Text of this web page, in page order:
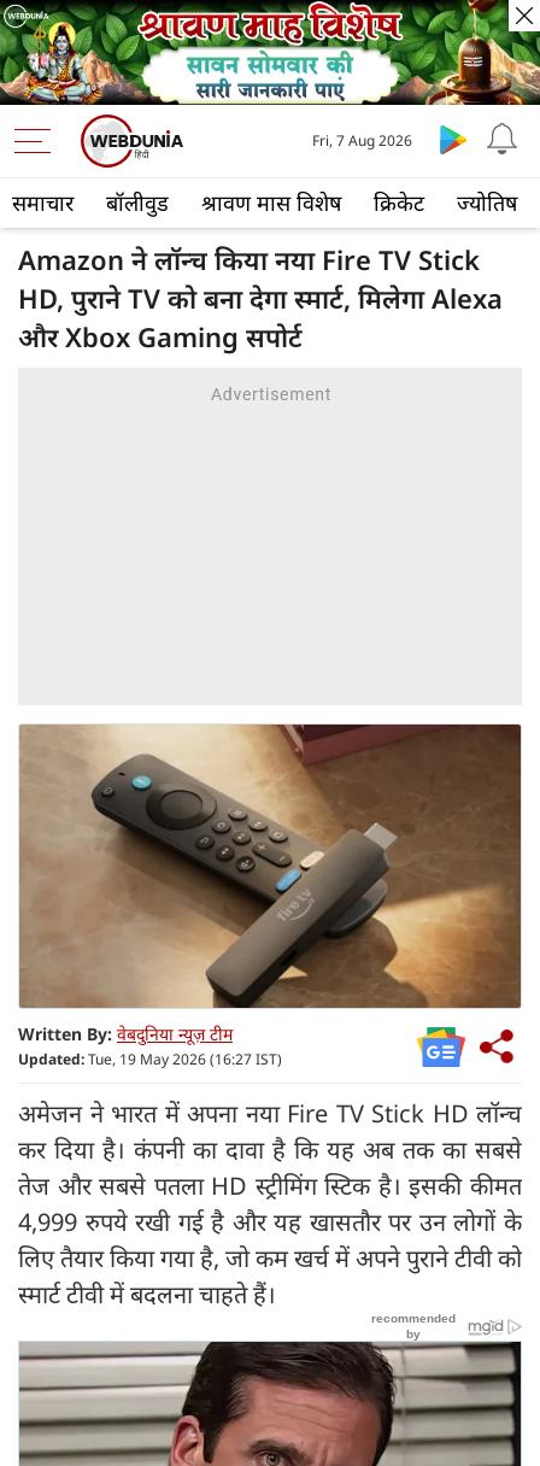
समाचार बॉलीवुड श्रावण मास विशेष क्रिकेट ज्योतिष
Fri, 7 Aug 2026
Amazon ने लॉन्च किया नया Fire TV Stick
HD, पुराने TV को बना देगा स्मार्ट, मिलेगा Alexa
और Xbox Gaming सपोर्ट
Written By: वेबदुनिया न्यूज़ टीम
Updated:Tue, 19 May 2026 (16:27 IST)
अमेजन ने भारत में अपना नया Fire TV Stick HD लॉन्च
कर दिया है। कंपनी का दावा है कि यह अब तक का सबसे
तेज और सबसे पतला HD स्ट्रीमिंग स्टिक है। इसकी कीमत
4,999 रुपये रखी गई है और यह खासतौर पर उन लोगों के
लिए तैयार किया गया है, जो कम खर्च में अपने पुराने टीवी को
स्मार्ट टीवी में बदलना चाहते हैं।